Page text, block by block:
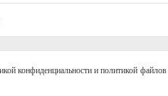
конфиденциальности и политикой